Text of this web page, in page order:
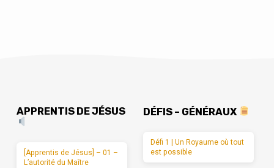
APPRENTIS DE JÉSUS
[Apprentis de Jésus] – 01 –
L’autorité du Maître
DÉFIS – GÉNÉRAUX
Défi 1 | Un Royaume où tout
est possible